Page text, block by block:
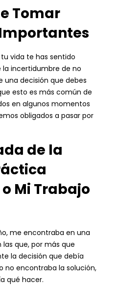
Tomar
vida te has sentido
incertidumbre de no
decisión que debes
esto es más común de
en algunos momentos
obligados a pasar por
de la
Mi Trabajo
me encontraba en una
que, por más que
la decisión que debía
no encontraba la solución,
qué hacer.